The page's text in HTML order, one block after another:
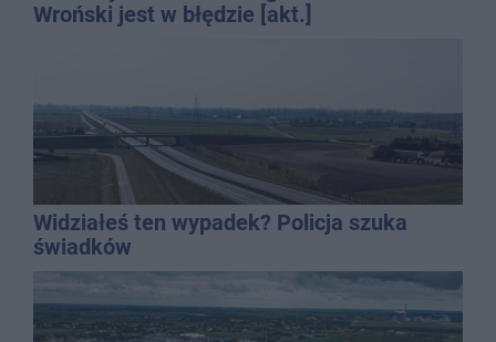
Wroński jest w błędzie [akt.]
Widziałeś ten wypadek? Policja szuka
świadków